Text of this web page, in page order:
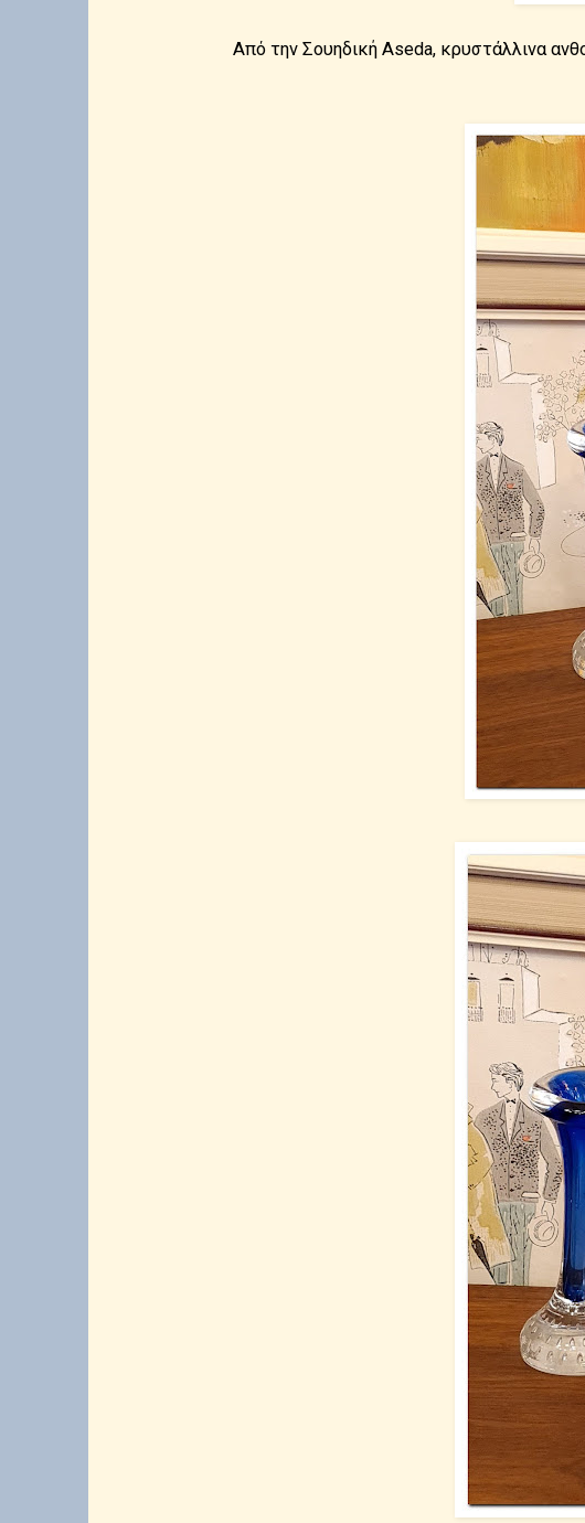
Από την Σουηδική Aseda, κρυστάλλινα